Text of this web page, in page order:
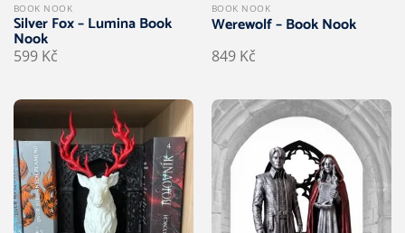
BOOK NOOK
Silver Fox – Lumina Book
Nook
599 Kč
BOOK NOOK
Werewolf – Book Nook
849 Kč